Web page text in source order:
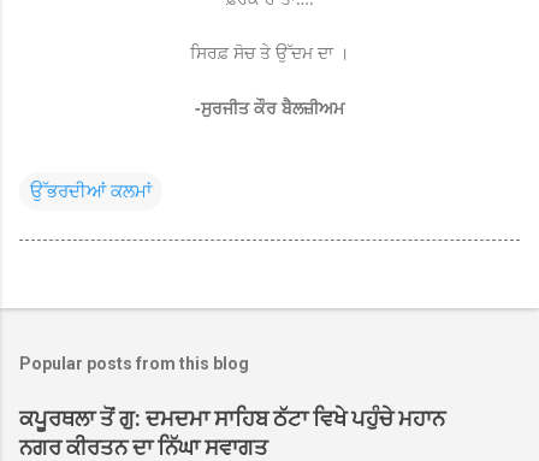
ਸਿਰਫ਼ ਸੋਚ ਤੇ ਉੱਦਮ ਦਾ ।
-ਸੁਰਜੀਤ ਕੌਰ ਬੈਲਜ਼ੀਅਮ
ਉੱਭਰਦੀਆਂ ਕਲਮਾਂ
Popular posts from this blog
ਕਪੂਰਥਲਾ ਤੋਂ ਗੁ: ਦਮਦਮਾ ਸਾਹਿਬ ਠੱਟਾ ਵਿਖੇ ਪਹੁੰਚੇ ਮਹਾਨ
ਨਗਰ ਕੀਰਤਨ ਦਾ ਨਿੱਘਾ ਸਵਾਗਤ